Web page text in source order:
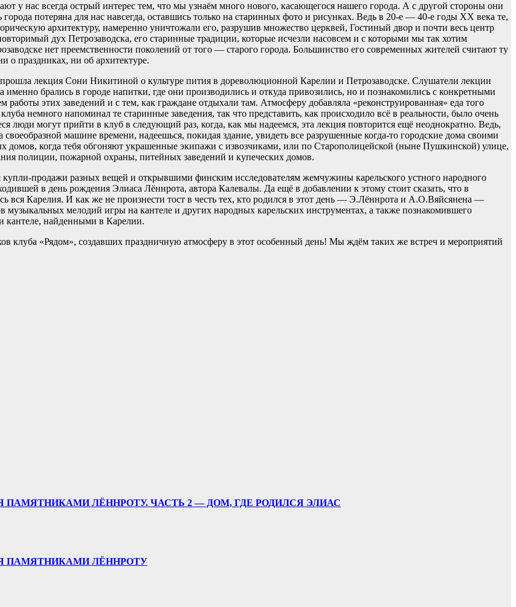
у нас всегда острый интерес тем, что мы узнаём много нового, касающегося нашего города. А с другой стороны они
потеряна для нас навсегда, оставшись только на старинных фото и рисунках. Ведь в 20-е — 40-е годы XX века те,
архитектуру, намеренно уничтожали его, разрушив множество церквей, Гостиный двор и почти весь центр
дух Петрозаводска, его старинные традиции, которые исчезли насовсем и с которыми мы так хотим
нет преемственности поколений от того — старого города. Большинство его современных жителей считают ту
о праздниках, ни об архитектуре.
лекция Сони Никитиной о культуре пития в дореволюционной Карелии и Петрозаводске. Слушатели лекции
именно брались в городе напитки, где они производились и откуда привозились, но и познакомились с конкретными
этих заведений и с тем, как граждане отдыхали там. Атмосферу добавляла «реконструированная» еда того
немного напоминал те старинные заведения, так что представить, как происходило всё в реальности, было очень
люди могут прийти в клуб в следующий раз, когда, как мы надеемся, эта лекция повторится ещё неоднократно. Ведь,
машине времени, надеешься, покидая здание, увидеть все разрушенные когда-то городские дома своими
домов, когда тебя обгоняют украшенные экипажи с извозчиками, или по Старополицейской (ныне Пушкинской) улице,
полиции, пожарной охраны, питейных заведений и купеческих домов.
продажи разных вещей и открывшими финским исследователям жемчужины карельского устного народного
в день рождения Элиаса Лённрота, автора Калевалы. Да ещё в добавлении к этому стоит сказать, что в
вся Карелия. И как же не произнести тост в честь тех, кто родился в этот день — Э.Лённрота и А.О.Вяйсянена —
мелодий игры на кантеле и других народных карельских инструментах, а также познакомившего
кантеле, найденными в Карелии.
клуба «Рядом», создавших праздничную атмосферу в этот особенный день! Мы ждём таких же встреч и мероприятий
ЛЁННРОТУ. ЧАСТЬ 2 — ДОМ, ГДЕ РОДИЛСЯ ЭЛИАС
ПАМЯТНИКАМИ ЛЁННРОТУ